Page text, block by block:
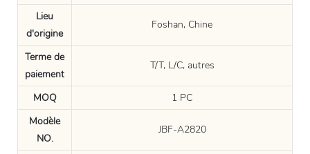
Lieu
d'origine
Foshan, Chine
Terme de
paiement
T/T, L/C, autres
MOQ
1 PC
Modèle
NO.
JBF-A2820